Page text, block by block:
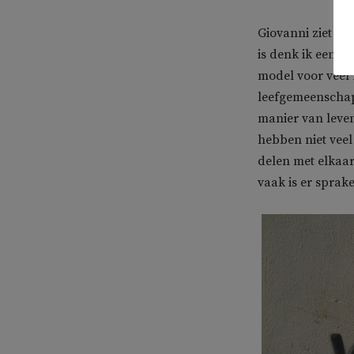
Giovanni ziet
is denk ik een
model voor veel
manier van
hebben niet
delen met
vaak is er